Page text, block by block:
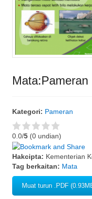
Kategori: Pameran
0.0/5 (0 undian)
Hakcipta: Kementerian
Tag berkaitan: Mata
Muat turun .PDF